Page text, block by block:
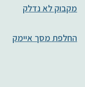
מקבוק לא נדלק
החלפת מסך איימק